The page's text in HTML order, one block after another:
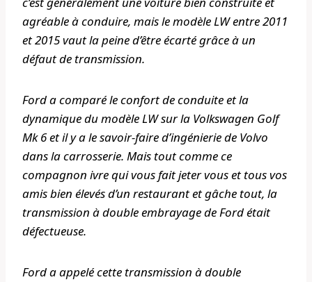
agréable à conduire, mais le modèle LW entre 2011
et 2015 vaut la peine d’être écarté grâce à un
défaut de transmission.
Ford a comparé le confort de conduite et la
dynamique du modèle LW sur la Volkswagen Golf
Mk 6 et il y a le savoir-faire d’ingénierie de Volvo
dans la carrosserie. Mais tout comme ce
compagnon ivre qui vous fait jeter vous et tous vos
amis bien élevés d’un restaurant et gâche tout, la
transmission à double embrayage de Ford était
défectueuse.
Ford a appelé cette transmission à double